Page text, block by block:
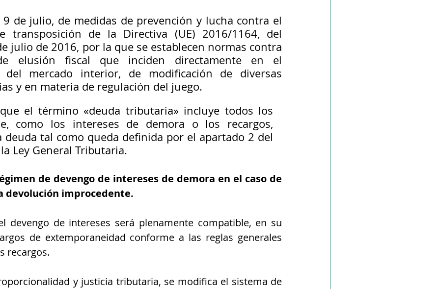
9 de julio, de medidas de prevención y lucha contra el
transposición de la Directiva (UE) 2016/1164, del
julio de 2016, por la que se establecen normas contra
elusión fiscal que inciden directamente en el
del mercado interior, de modificación de diversas
y en materia de regulación del juego.
el término «deuda tributaria» incluye todos los
como los intereses de demora o los recargos,
deuda tal como queda definida por el apartado 2 del
Ley General Tributaria.
de devengo de intereses de demora en el caso de
devolución improcedente.
devengo de intereses será plenamente compatible, en su
de extemporaneidad conforme a las reglas generales
recargos.
y justicia tributaria, se modifica el sistema de